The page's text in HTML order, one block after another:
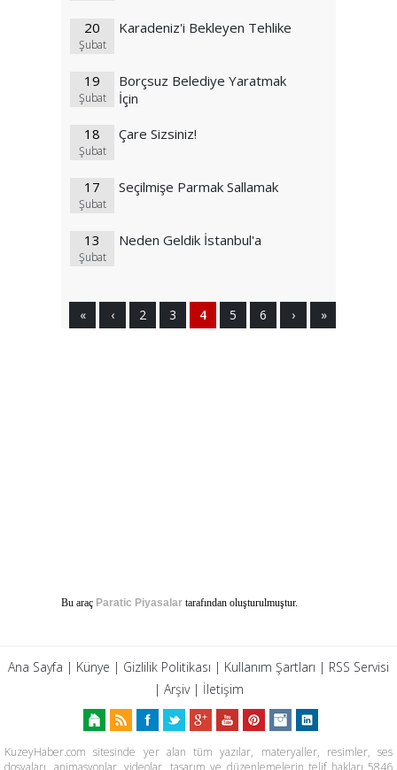
20
Şubat
Karadeniz'i Bekleyen Tehlike
19
Şubat
Borçsuz Belediye Yaratmak
İçin
18
Şubat
Çare Sizsiniz!
17
Şubat
Seçilmişe Parmak Sallamak
13
Şubat
Neden Geldik İstanbul'a
« ‹ 2 3 4 5 6 › »
Bu araç Paratic Piyasalar tarafından oluşturulmuştur.
Ana Sayfa | Künye | Gizlilik Politikası | Kullanım Şartları | RSS Servisi
| Arşiv| İletişim
KuzeyHaber.com sitesinde yer alan tüm yazılar, materyaller, resimler, ses
dosyaları, animasyonlar, videolar, tasarım ve düzenlemelerin telif hakları 5846